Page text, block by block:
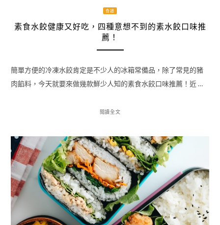
食譜
素食水餃健康又好吃，四種意想不到的素水餃口味推
薦！
簡單方便的冷凍水餃肯定是不少人的冰箱常備品，除了常見的豬
肉餡料，今天就要來做幾款鮮少人知的素食水餃口味推薦！近 …
閱讀全文